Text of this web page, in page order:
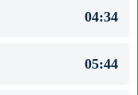
04:34
05:44